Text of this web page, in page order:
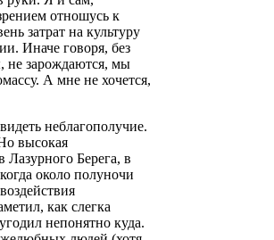
отношусь к
затрат на культуру
Иначе говоря, без
не зарождаются, мы
А мне не хочется,
неблагополучие.
высокая
Лазурного Берега, в
около полуночи
как слегка
непонятно куда.